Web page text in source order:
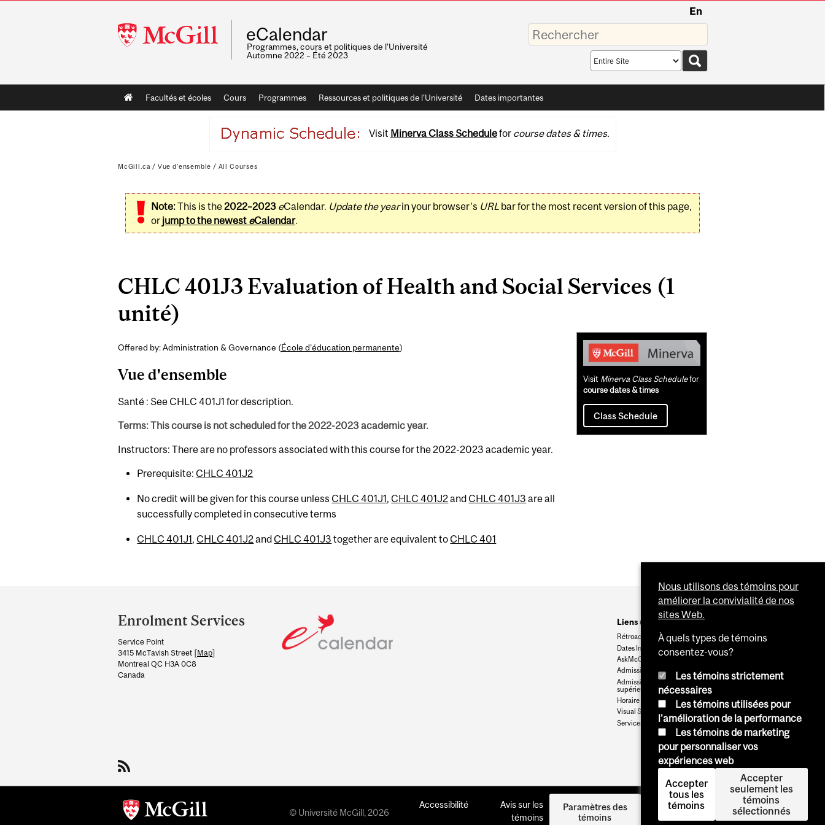
McGill
University
En
eCalendar
Programmes, cours et politiques de l'Université
Automne 2022 – Été 2023
Saisissez
vos
mots-
Search
scope
Main
navigation
Facultés et écoles Cours Programmes Ressources et politiques de l'Université Dates importantes
Visit Minerva Class Schedulefor course dates & times.
McGill.ca / Vue d'ensemble / All Courses
Note:This is the2022–2023 eCalendar. Update the yearin your browser's URLbar for the most recent version of this page,
or jump to the newest eCalendar.
CHLC 401J3 Evaluation of Health and Social Services (1
unité)
Offered by: Administration & Governance (École d’éducation permanente)
Vue d'ensemble
Santé : See CHLC 401J1 for description.
Terms: This course is not scheduled for the 2022-2023 academic year.
Instructors: There are no professors associated with this course for the 2022-2023 academic year.
Prerequisite:CHLC 401J2
No credit will be given for this course unlessCHLC 401J1,CHLC 401J2andCHLC 401J3 are all
successfully completed in consecutive terms
CHLC 401J1 ,CHLC 401J2andCHLC 401J3 together are equivalent toCHLC 401
Related
Content
Visit Minerva Class Schedulefor
course dates & times
Class Schedule
and
University
Information
Enrolment Services
Service Point
3415 McTavish Street [Map]
Montreal QC H3A 0C8
Canada
Liens utiles
Rétroaction
Dates Importantes
AskMcGill
Admission au premier cycle
Admissions aux cycles
supérieurs et postdoctoraux
Horaire des cours
Visual Schedule Builder
Services aux étudiants
© Université McGill, 2026
Accessibilité
Avis sur les
témoins
Paramètres des
témoins
Se
connecter
Nous utilisons des témoins pour
améliorer la convivialité de nos
sites Web.
À quels types de témoins
consentez-vous?
Les témoins strictement
nécessaires
Les témoins utilisées pour
l'amélioration de la performance
Les témoins de marketing
pour personnaliser vos
expériences web
Accepter
tous les
témoins
Accepter
seulement les
témoins
sélectionnés